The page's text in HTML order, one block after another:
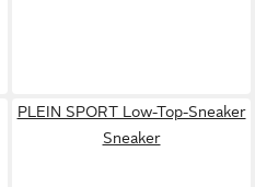
PLEIN SPORT Low-Top-Sneaker
Sneaker